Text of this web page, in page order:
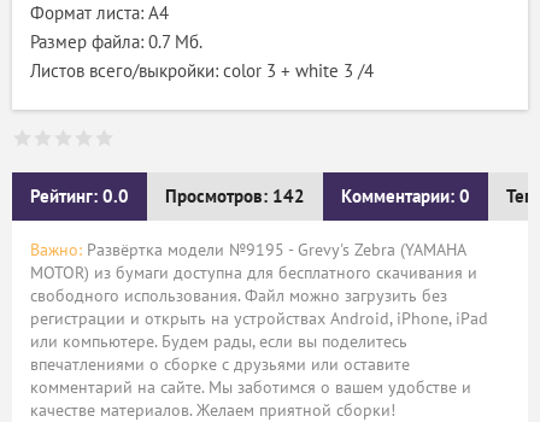
Формат листа: А4
Размер файла: 0.7 Мб.
Листов всего/выкройки: color 3 + white 3 /4
Рейтинг: 0.0 Просмотров: 142 Комментарии: 0
Важно: Развёртка модели №9195 - Grevy's Zebra (YAMAHA
MOTOR) из бумаги доступна для бесплатного скачивания и
свободного использования. Файл можно загрузить без
регистрации и открыть на устройствах Android, iPhone, iPad
или компьютере. Будем рады, если вы поделитесь
впечатлениями о сборке с друзьями или оставите
комментарий на сайте. Мы заботимся о вашем удобстве и
качестве материалов. Желаем приятной сборки!